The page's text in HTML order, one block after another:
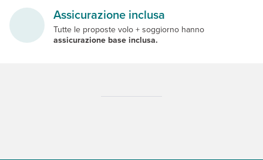
Assicurazione inclusa
Tutte le proposte volo + soggiorno hanno
assicurazione base inclusa.